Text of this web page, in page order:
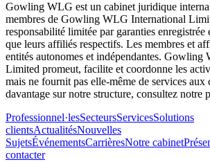
Gowling WLG est un cabinet juridique
membres de Gowling WLG International
responsabilité limitée par garanties enregistrée
que leurs affiliés respectifs. Les membres et
entités autonomes et indépendantes. Gowling
Limited promeut, facilite et coordonne les
mais ne fournit pas elle-même de services
davantage sur notre structure, consultez notre
Professionnel·lesSecteursServicesSolutions
clientsActualitésNouvelles
SujetsÉvénementsCarrièresNotre cabinet
contacter